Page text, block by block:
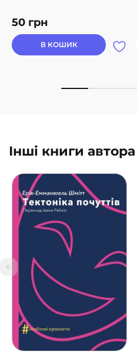
50 грн
В КОШИК
Інші книги автора